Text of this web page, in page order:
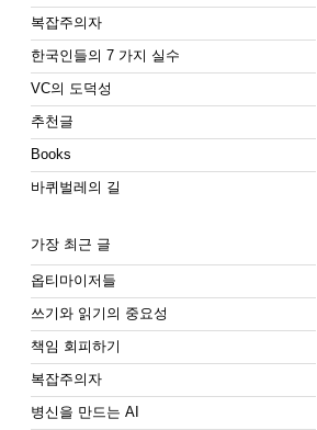
복잡주의자
한국인들의 7 가지 실수
VC의 도덕성
추천글
Books
바퀴벌레의 길
가장 최근 글
옵티마이저들
쓰기와 읽기의 중요성
책임 회피하기
복잡주의자
병신을 만드는 AI